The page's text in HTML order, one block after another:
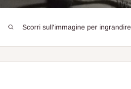
Scorri sull'immagine per ingrandire